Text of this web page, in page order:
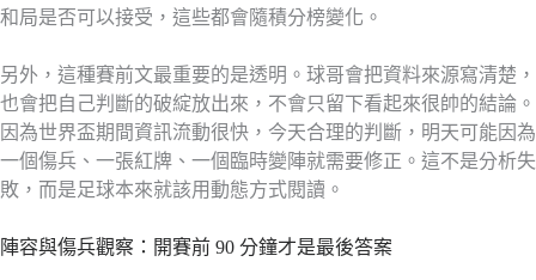
和局是否可以接受，這些都會隨積分榜變化。
另外，這種賽前文最重要的是透明。球哥會把資料來源寫清楚，
也會把自己判斷的破綻放出來，不會只留下看起來很帥的結論。
因為世界盃期間資訊流動很快，今天合理的判斷，明天可能因為
一個傷兵、一張紅牌、一個臨時變陣就需要修正。這不是分析失
敗，而是足球本來就該用動態方式閱讀。
陣容與傷兵觀察：開賽前 90 分鐘才是最後答案